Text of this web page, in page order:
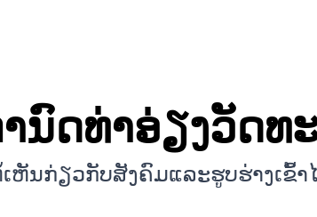
ນົດທ່າອ່ຽງວັດທ
ນ​ກ່ຽວ​ກັບ​ສັງ​ຄົມ​ແລະ​ຮູບ​ຮ່າງ​ເຂົ້າ​